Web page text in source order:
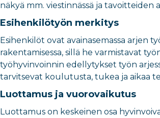
näkyä mm. viestinnässä ja tavoitteiden
Esihenkilötyön merkitys
Esihenkilöt ovat avainasemassa arjen
rakentamisessa, sillä he varmistavat
työhyvinvoinnin edellytykset työn
tarvitsevat koulutusta, tukea ja aikaa
Luottamus ja vuorovaikutus
Luottamus on keskeinen osa